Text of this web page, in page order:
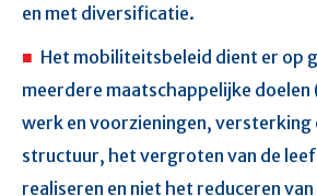
en met diversificatie.
Het mobiliteitsbeleid dient er op
meerdere maatschappelijke doelen
werk en voorzieningen, versterking
structuur, het vergroten van de
realiseren en niet het reduceren